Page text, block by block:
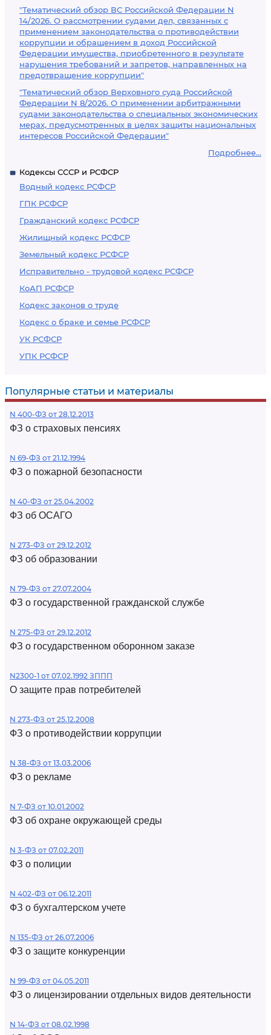
"Тематический обзор ВС Российской Федерации N
14/2026. О рассмотрении судами дел, связанных с
применением законодательства о противодействии
коррупции и обращением в доход Российской
Федерации имущества, приобретенного в результате
нарушения требований и запретов, направленных на
предотвращение коррупции"
"Тематический обзор Верховного суда Российской
Федерации N 8/2026. О применении арбитражными
судами законодательства о специальных экономических
мерах, предусмотренных в целях защиты национальных
интересов Российской Федерации"
Подробнее...
Кодексы СССР и РСФСР
Водный кодекс РСФСР
ГПК РСФСР
Гражданский кодекс РСФСР
Жилищный кодекс РСФСР
Земельный кодекс РСФСР
Исправительно - трудовой кодекс РСФСР
КоАП РСФСР
Кодекс законов о труде
Кодекс о браке и семье РСФСР
УК РСФСР
УПК РСФСР
Популярные статьи и материалы
N 400-ФЗ от 28.12.2013
ФЗ о страховых пенсиях
N 69-ФЗ от 21.12.1994
ФЗ о пожарной безопасности
N 40-ФЗ от 25.04.2002
ФЗ об ОСАГО
N 273-ФЗ от 29.12.2012
ФЗ об образовании
N 79-ФЗ от 27.07.2004
ФЗ о государственной гражданской службе
N 275-ФЗ от 29.12.2012
ФЗ о государственном оборонном заказе
N2300-1 от 07.02.1992 ЗППП
О защите прав потребителей
N 273-ФЗ от 25.12.2008
ФЗ о противодействии коррупции
N 38-ФЗ от 13.03.2006
ФЗ о рекламе
N 7-ФЗ от 10.01.2002
ФЗ об охране окружающей среды
N 3-ФЗ от 07.02.2011
ФЗ о полиции
N 402-ФЗ от 06.12.2011
ФЗ о бухгалтерском учете
N 135-ФЗ от 26.07.2006
ФЗ о защите конкуренции
N 99-ФЗ от 04.05.2011
ФЗ о лицензировании отдельных видов деятельности
N 14-ФЗ от 08.02.1998